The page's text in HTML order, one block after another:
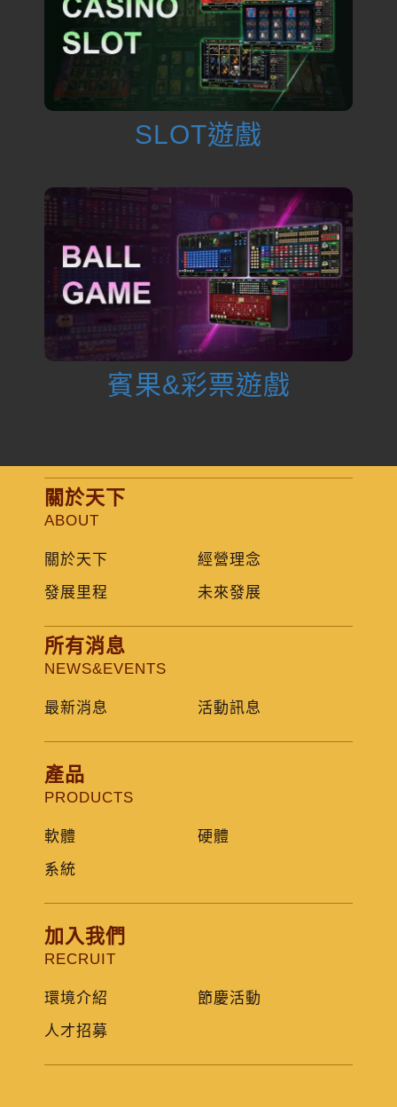
SLOT遊戲
賓果&彩票遊戲
關於天下
ABOUT
關於天下
經營理念
發展里程
未來發展
所有消息
NEWS&EVENTS
最新消息 活動訊息
產品
PRODUCTS
軟體
硬體
系統
加入我們
RECRUIT
環境介紹
節慶活動
人才招募